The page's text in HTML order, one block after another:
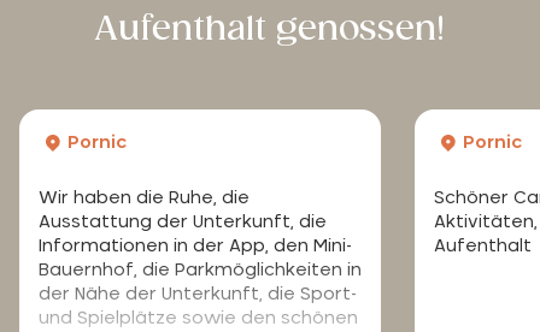
Aufenthalt genossen!
Pornic
Wir haben die Ruhe, die
Ausstattung der Unterkunft, die
Informationen in der App, den Mini-
Bauernhof, die Parkmöglichkeiten in
der Nähe der Unterkunft, die Sport-
und Spielplätze sowie den schönen
Pornic
Schöner
Aufenthalt